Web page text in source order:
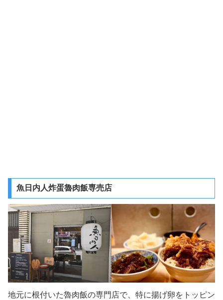
魚日内人炸蛋魯肉飯専売店
地元に根付いた魯肉飯の専門店で、特に揚げ卵をトッピン